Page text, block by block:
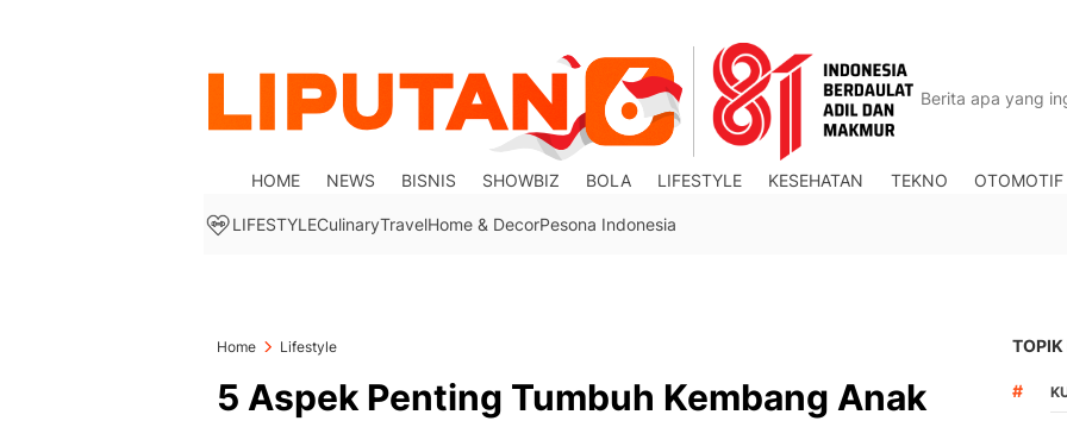
HOME NEWS BISNIS SHOWBIZ BOLA LIFESTYLE KESEHATAN TEKNO OTOMOTIF
LIFESTYLECulinaryTravelHome & DecorPesona Indonesia
Home Lifestyle
5 Aspek Penting Tumbuh Kembang Anak
TOPIK
#